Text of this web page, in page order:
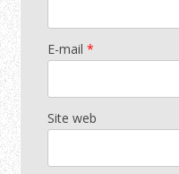
E-mail *
Site web